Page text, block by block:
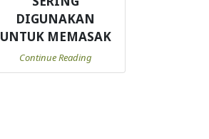
DIGUNAKAN
UNTUK MEMASAK
Continue Reading